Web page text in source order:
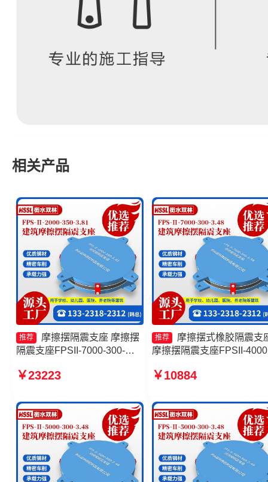
相关产品
推荐
摩擦摆隔震支座 摩擦摆
隔震支座FPSII-7000-300-
9000-300-3.48 摩擦复摆隔震
￥23223
推荐
摩擦摆式橡胶隔震支
摩擦摆隔震支座FPSII-
FPSII-5000-350-3.81生产
￥10884